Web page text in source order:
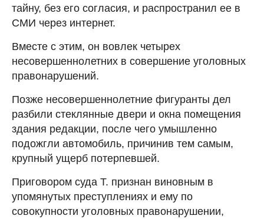
тайну, без его согласия, и распространил ее в
СМИ через интернет.
Вместе с этим, он вовлек четырех
несовершеннолетних в совершение уголовных
правонарушений.
Позже несовершеннолетние фигуранты дел
разбили стеклянные двери и окна помещения
здания редакции, после чего умышленно
подожгли автомобиль, причинив тем самым,
крупный ущерб потерпевшей.
Приговором суда Т. признан виновным в
упомянутых преступлениях и ему по
совокупности уголовных правонарушении,